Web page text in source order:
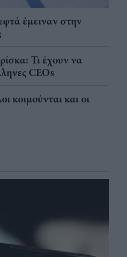
έμειναν στην
Τι έχουν να
CEOs
κοιμούνται και οι